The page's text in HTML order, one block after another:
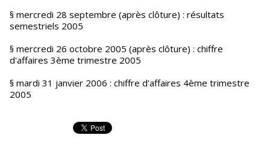
§ mercredi 28 septembre (après clôture) : résultats
semestriels 2005
§ mercredi 26 octobre 2005 (après clôture) : chiffre
d'affaires 3ème trimestre 2005
§ mardi 31 janvier 2006 : chiffre d'affaires 4ème trimestre
2005